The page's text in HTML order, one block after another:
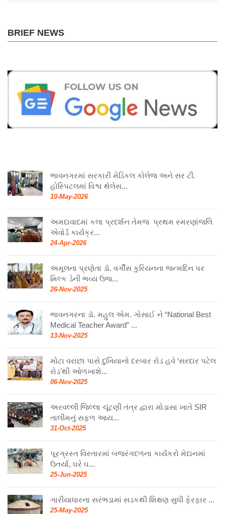
BRIEF NEWS
ભાવનગરમાં સરકારી મેડિકલ કોલેજ અને સર ટી.
હોસ્પિટલમાં વિશ્વ થેલેસ...
10-May-2026
અમદાવાદમાં કલા પ્રદર્શન તેમજ પ્રથમ સ્મરણાંજલિ
એવોર્ડ કાર્યક્ર...
24-Apr-2026
અમૂલના પ્રણેતા ડૉ. વર્ગીસ કુરિયનના જન્મદિન પર
મિલ્ક ડેની ભવ્ય ઉજ...
26-Nov-2025
ભાવનગરના ડૉ. મહુલ એમ. ગોસાઈ ને “National Best
Medical Teacher Award” ...
13-Nov-2025
મોટા વરાછા પાસે દુખિયાનો દરબાર રોડ હવે ‘સરદાર પટેલ
રોડ’થી ઓળખાશે...
06-Nov-2025
અરવલ્લી જિલ્લા ચૂંટણી તંત્ર દ્વારા મોડાસા ખાતે SIR
તાલીમનું સફળ આય...
31-Oct-2025
પૂરગ્રસ્ત વિસ્તારમાં બજરંગદળના કાર્યકરો મેદાનમાં
ઉતર્યા, ઘરે ઘ...
25-Jun-2025
ગારીયાધારના સરંભડામાં સડકથી શિક્ષણ સુધી ફેરફાર ...
25-May-2025